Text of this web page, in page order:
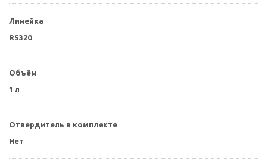
Линейка
RS320
Объём
1 л
Отвердитель в комплекте
Нет